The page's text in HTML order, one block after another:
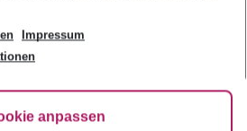
Impressum
anpassen